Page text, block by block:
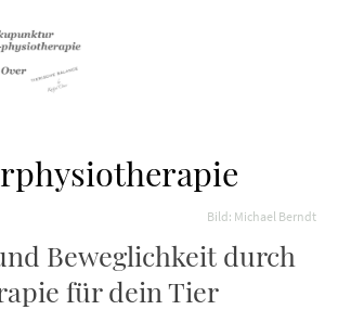
Bild: Michael Berndt
Beweglichkeit durch
für dein Tier